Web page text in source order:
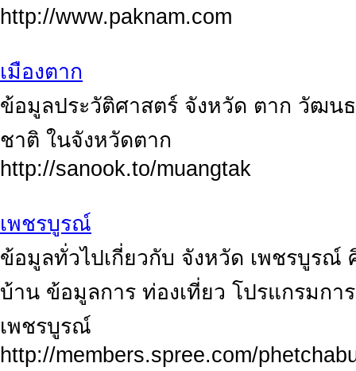
http://www.paknam.com
เมืองตาก
ข้อมูลประวัติศาสตร์ จังหวัด ตาก วัฒน
ชาติ ในจังหวัดตาก
http://sanook.to/muangtak
เพชรบูรณ์
ข้อมูลทั่วไปเกี่ยวกับ จังหวัด เพชรบูร
บ้าน ข้อมูลการ ท่องเที่ยว โปรแกรมกา
เพชรบูรณ์
http://members.spree.com/